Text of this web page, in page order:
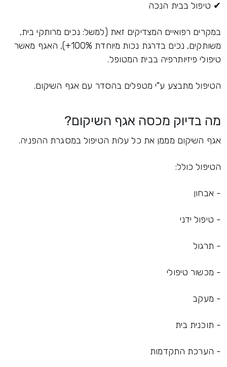
✔ טיפול בבית הנכה
במקרים רפואיים המצדיקים זאת (למשל: נכים מרותקי בית,
משותקים, נכים בדרגת נכות מיוחדת 100%+), האגף מאשר
טיפולי פיזיותרפיה בבית המטופל.
הטיפול מתבצע ע"י מטפלים בהסדר עם אגף השיקום.
מה בדיוק מכסה אגף השיקום?
אגף השיקום מממן את כל עלות הטיפול במסגרת ההפניה.
הטיפול כולל:
- אבחון
- טיפול ידני
- תרגול
- מכשור טיפולי
- מעקב
- תוכנית בית
- הערכת התקדמות